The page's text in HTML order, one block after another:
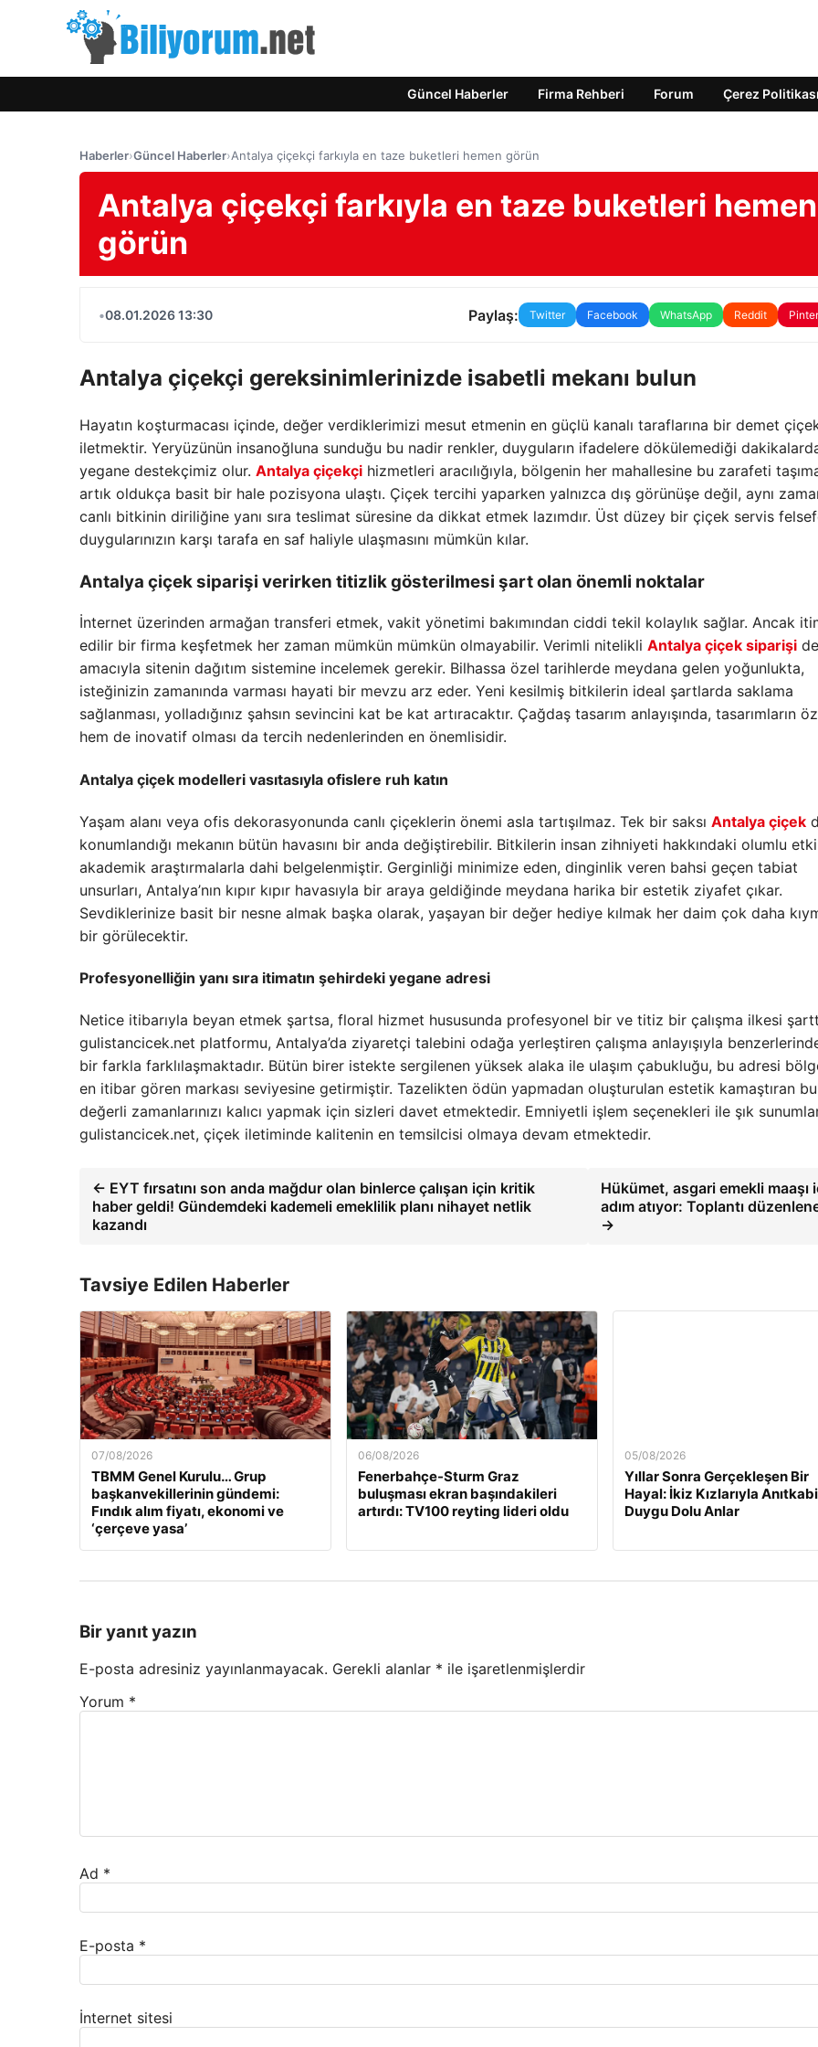
Güncel Haberler Firma Rehberi Forum Çerez Politikası
Haberler›Güncel Haberler›Antalya çiçekçi farkıyla en taze buketleri hemen görün
Antalya çiçekçi farkıyla en taze buketleri hemen
görün
•08.01.2026 13:30 Paylaş: Twitter Facebook WhatsApp Reddit
Antalya çiçekçi gereksinimlerinizde isabetli mekanı bulun
Hayatın koşturmacası içinde, değer verdiklerimizi mesut etmenin en güçlü kanalı taraflarına bir demet
iletmektir. Yeryüzünün insanoğluna sunduğu bu nadir renkler, duyguların ifadelere dökülemediği
yegane destekçimiz olur. Antalya çiçekçi hizmetleri aracılığıyla, bölgenin her mahallesine bu zarafeti
artık oldukça basit bir hale pozisyona ulaştı. Çiçek tercihi yaparken yalnızca dış görünüşe değil, aynı
canlı bitkinin diriliğine yanı sıra teslimat süresine da dikkat etmek lazımdır. Üst düzey bir çiçek servis
duygularınızın karşı tarafa en saf haliyle ulaşmasını mümkün kılar.
Antalya çiçek siparişi verirken titizlik gösterilmesi şart olan önemli noktalar
İnternet üzerinden armağan transferi etmek, vakit yönetimi bakımından ciddi tekil kolaylık sağlar. Ancak
edilir bir firma keşfetmek her zaman mümkün mümkün olmayabilir. Verimli nitelikli Antalya çiçek siparişi
amacıyla sitenin dağıtım sistemine incelemek gerekir. Bilhassa özel tarihlerde meydana gelen yoğunlukta,
isteğinizin zamanında varması hayati bir mevzu arz eder. Yeni kesilmiş bitkilerin ideal şartlarda saklama
sağlanması, yolladığınız şahsın sevincini kat be kat artıracaktır. Çağdaş tasarım anlayışında, tasarımların
hem de inovatif olması da tercih nedenlerinden en önemlisidir.
Antalya çiçek modelleri vasıtasıyla ofislere ruh katın
Yaşam alanı veya ofis dekorasyonunda canlı çiçeklerin önemi asla tartışılmaz. Tek bir saksı Antalya çiçek
konumlandığı mekanın bütün havasını bir anda değiştirebilir. Bitkilerin insan zihniyeti hakkındaki olumlu
akademik araştırmalarla dahi belgelenmiştir. Gerginliği minimize eden, dinginlik veren bahsi geçen tabiat
unsurları, Antalya’nın kıpır kıpır havasıyla bir araya geldiğinde meydana harika bir estetik ziyafet çıkar.
Sevdiklerinize basit bir nesne almak başka olarak, yaşayan bir değer hediye kılmak her daim çok daha
bir görülecektir.
Profesyonelliğin yanı sıra itimatın şehirdeki yegane adresi
Netice itibarıyla beyan etmek şartsa, floral hizmet hususunda profesyonel bir ve titiz bir çalışma ilkesi
gulistancicek.net platformu, Antalya’da ziyaretçi talebini odağa yerleştiren çalışma anlayışıyla
bir farkla farklılaşmaktadır. Bütün birer istekte sergilenen yüksek alaka ile ulaşım çabukluğu, bu adresi
en itibar gören markası seviyesine getirmiştir. Tazelikten ödün yapmadan oluşturulan estetik kamaştıran
değerli zamanlarınızı kalıcı yapmak için sizleri davet etmektedir. Emniyetli işlem seçenekleri ile şık
gulistancicek.net, çiçek iletiminde kalitenin en temsilcisi olmaya devam etmektedir.
← EYT fırsatını son anda mağdur olan binlerce çalışan için kritik
haber geldi! Gündemdeki kademeli emeklilik planı nihayet netlik
kazandı
Hükümet, asgari emekli maaşı
adım atıyor: Toplantı
→
Tavsiye Edilen Haberler
07/08/2026
TBMM Genel Kurulu… Grup
başkanvekillerinin gündemi:
Fındık alım fiyatı, ekonomi ve
‘çerçeve yasa’
06/08/2026
Fenerbahçe-Sturm Graz
buluşması ekran başındakileri
artırdı: TV100 reyting lideri oldu
05/08/2026
Yıllar Sonra Gerçekleşen Bir
Hayal: İkiz Kızlarıyla
Duygu Dolu Anlar
Bir yanıt yazın
E-posta adresiniz yayınlanmayacak. Gerekli alanlar * ile işaretlenmişlerdir
Yorum *
Ad *
E-posta *
İnternet sitesi